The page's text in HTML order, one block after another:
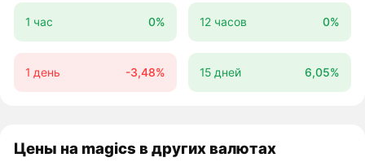
1 час 0% 12 часов 0%
1 день -3,48% 15 дней 6,05%
Цены на magics в других валютах